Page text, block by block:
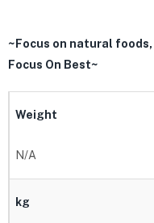
~Focus on natural foods,
Focus On Best~
Weight
N/A
kg